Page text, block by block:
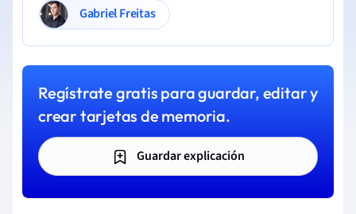
Gabriel Freitas
Regístrate gratis para guardar, editar y
crear tarjetas de memoria.
Guardar explicación